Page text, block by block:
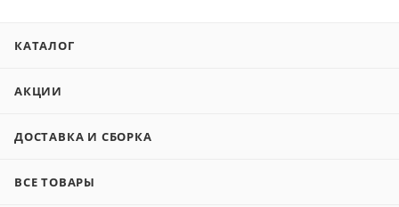
КАТАЛОГ
АКЦИИ
ДОСТАВКА И СБОРКА
ВСЕ ТОВАРЫ